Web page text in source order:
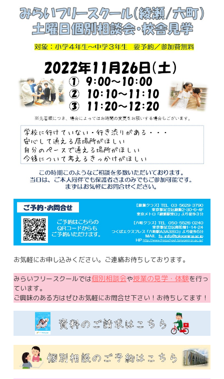
お気軽にお申し込みください。ご連絡お待ちしております。
みらいフリースクールでは個別相談会や授業の見学・体験を行っ
ています。
ご興味のある方はぜひお気軽にお問合せ下さい！お待ちしてます！